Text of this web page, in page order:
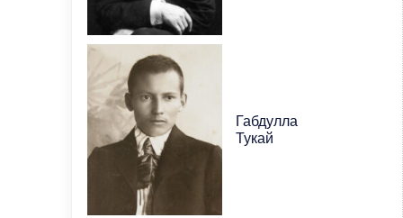
Габдулла
Тукай